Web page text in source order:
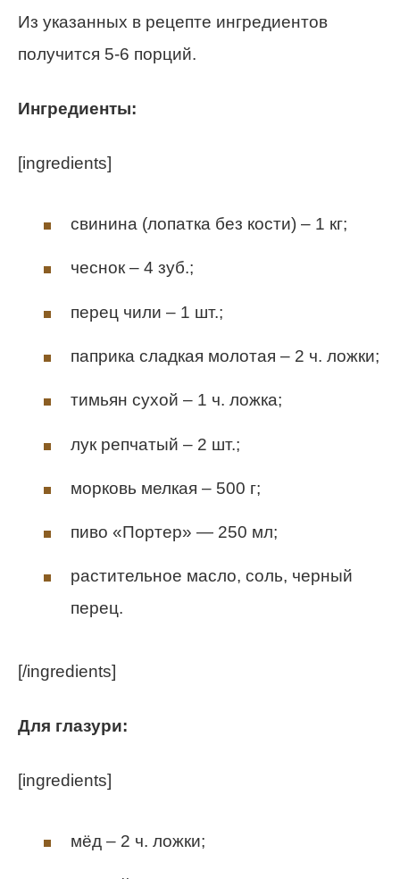
Из указанных в рецепте ингредиентов
получится 5-6 порций.
Ингредиенты:
[ingredients]
свинина (лопатка без кости) – 1 кг;
чеснок – 4 зуб.;
перец чили – 1 шт.;
паприка сладкая молотая – 2 ч. ложки;
тимьян сухой – 1 ч. ложка;
лук репчатый – 2 шт.;
морковь мелкая – 500 г;
пиво «Портер» — 250 мл;
растительное масло, соль, черный
перец.
[/ingredients]
Для глазури:
[ingredients]
мёд – 2 ч. ложки;